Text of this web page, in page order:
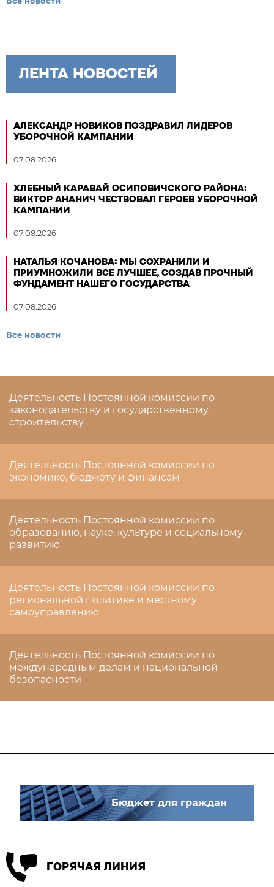
ЛЕНТА НОВОСТЕЙ
АЛЕКСАНДР НОВИКОВ ПОЗДРАВИЛ ЛИДЕРОВ
УБОРОЧНОЙ КАМПАНИИ
07.08.2026
ХЛЕБНЫЙ КАРАВАЙ ОСИПОВИЧСКОГО РАЙОНА:
ВИКТОР АНАНИЧ ЧЕСТВОВАЛ ГЕРОЕВ УБОРОЧНОЙ
КАМПАНИИ
07.08.2026
НАТАЛЬЯ КОЧАНОВА: МЫ СОХРАНИЛИ И
ПРИУМНОЖИЛИ ВСЕ ЛУЧШЕЕ, СОЗДАВ ПРОЧНЫЙ
ФУНДАМЕНТ НАШЕГО ГОСУДАРСТВА
07.08.2026
Все новости
Деятельность Постоянной комиссии по
законодательству и государственному
строительству
Деятельность Постоянной комиссии по
экономике, бюджету и финансам
Деятельность Постоянной комиссии по
образованию, науке, культуре и социальному
развитию
Деятельность Постоянной комиссии по
региональной политике и местному
самоуправлению
Деятельность Постоянной комиссии по
международным делам и национальной
безопасности
Бюджет для граждан
ГОРЯЧАЯ ЛИНИЯ